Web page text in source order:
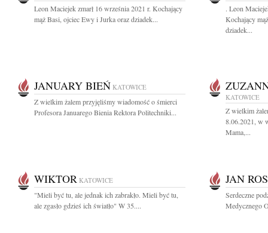
Leon Maciejek zmarł 16 września 2021 r. Kochający
mąż Basi, ojciec Ewy i Jurka oraz dziadek...
. Leon
Kochający
dziadek...
JANUARY BIEŃ KATOWICE
Z wielkim żalem przyjęliśmy wiadomość o śmierci
Profesora Januarego Bienia Rektora Politechniki...
KATOWICE
Z wielkim
8.06.2021, w
Mama,...
WIKTOR KATOWICE
"Mieli być tu, ale jednak ich zabrakło. Mieli być tu,
ale zgasło gdzieś ich światło" W 35....
JAN
Serdeczne
Medycznego